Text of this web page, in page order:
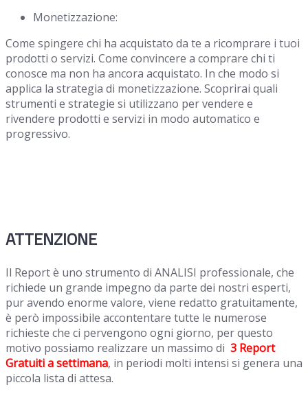
Monetizzazione:
Come spingere chi ha acquistato da te a ricomprare i tuoi
prodotti o servizi. Come convincere a comprare chi ti
conosce ma non ha ancora acquistato. In che modo si
applica la strategia di monetizzazione. Scoprirai quali
strumenti e strategie si utilizzano per vendere e
rivendere prodotti e servizi in modo automatico e
progressivo.
ATTENZIONE
Il Report è uno strumento di ANALISI professionale, che
richiede un grande impegno da parte dei nostri esperti,
pur avendo enorme valore, viene redatto gratuitamente,
è però impossibile accontentare tutte le numerose
richieste che ci pervengono ogni giorno, per questo
motivo possiamo realizzare un massimo di 3 Report
Gratuitia settimana, in periodi molti intensi si genera una
piccola lista di attesa.